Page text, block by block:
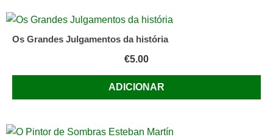
Os Grandes Julgamentos da história
€5.00
ADICIONAR